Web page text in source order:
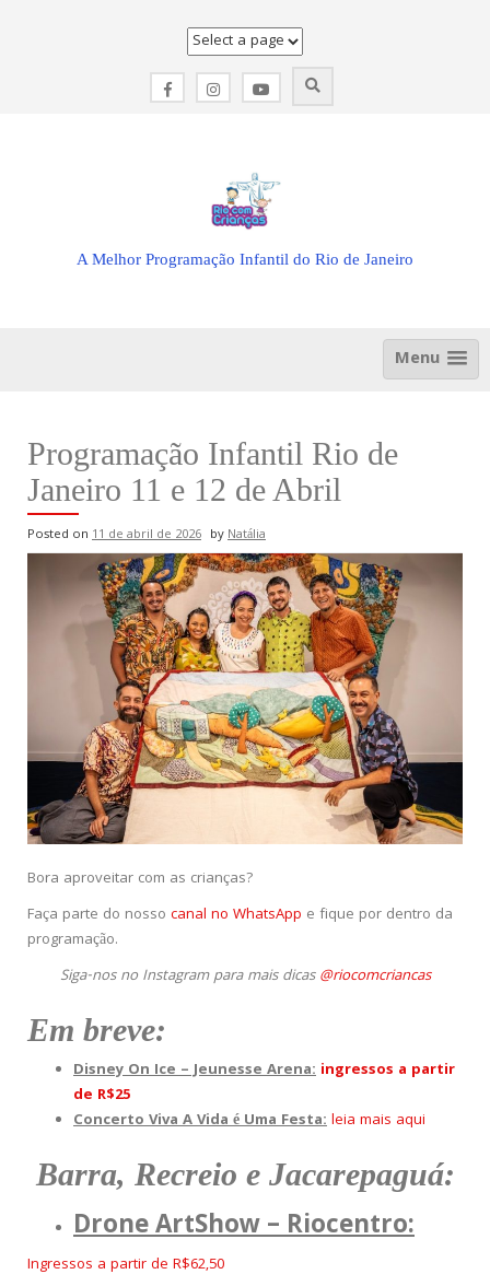
A Melhor Programação Infantil do Rio de Janeiro
Menu
Programação Infantil Rio de
Janeiro 11 e 12 de Abril
Posted on 11 de abril de 2026 byNatália
Bora aproveitar com as crianças?
Faça parte do nosso canal no WhatsApp e fique por dentro da
programação.
Siga-nos no Instagram para mais dicas @riocomcriancas
Em breve:
Disney On Ice – Jeunesse Arena: ingressos a partir
de R$25
Concerto Viva A Vida é Uma Festa:leia mais aqui
Barra, Recreio e Jacarepaguá:
Drone ArtShow – Riocentro:
Ingressos a partir de R$62,50